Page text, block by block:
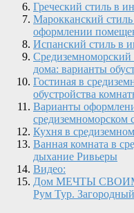
Греческий стиль в
Марокканский
оформлении
Испанский стиль в
Средиземноморский
дома: варианты
Гостиная в
обустройства
Варианты
средиземноморском
Кухня в
Ванная комната в
дыхание Ривьеры
Видео:
Дом МЕЧТЫ
Рум Тур.